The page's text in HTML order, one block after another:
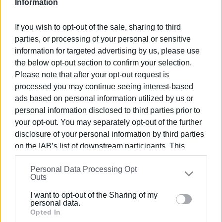
Information
If you wish to opt-out of the sale, sharing to third
parties, or processing of your personal or sensitive
information for targeted advertising by us, please use
the below opt-out section to confirm your selection.
Please note that after your opt-out request is
processed you may continue seeing interest-based
ads based on personal information utilized by us or
personal information disclosed to third parties prior to
your opt-out. You may separately opt-out of the further
disclosure of your personal information by third parties
on the IAB’s list of downstream participants. This
information may also be disclosed by us to third parties
on theIAB’s List of Downstream Participants
that may
further disclose it to other third parties.
Please note that this website/app uses one or more
Google services and may gather and store information
Personal Data Processing Opt
Outs
I want to opt-out of the Sharing of my
personal data.
Opted In
να αναλάβουν πρωτοβουλίες για την αντιμετώπιση του
στην κυβερνητική πολιτική για τις συντάξεις, την
ακρίβεια και τη δημόσια υγεία, ζητώντας ουσιαστικές
αυξήσεις στις συντάξεις, ενίσχυση του ΕΣΥ, του ΕΦΚΑ
και των δομών κοινωνικής πρόνοιας, καθώς και
επιστροφή όσων χαρακτηρίζει ως «κλεμμένα» από τα
ασφαλιστικά ταμεία.
Καταλήγοντας, καλεί τους συνταξιούχους να
συσπειρωθούν στα σωματεία τους και να
καταγγέλλουν κάθε πρόβλημα που αντιμετωπίζουν
στις συναλλαγές τους με τις δημόσιες υπηρεσίες,
μπορούν να διεκδικηθούν αποτελεσματικές λύσεις.
Εμφανίσεις: 2011